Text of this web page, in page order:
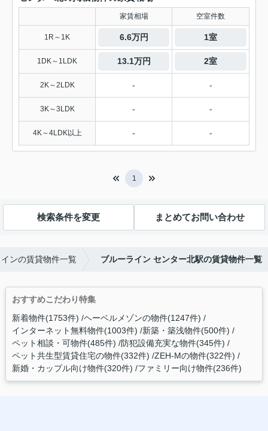
家賃相場 空室件数
1R～1K 6.6万円 1室
1DK～1LDK 13.1万円 2室
2K～2LDK - -
3K～3LDK - -
4K～4LDK以上 - -
1
検索条件を変更 まとめてお問い合わせ
ンの賃貸物件一覧 ブルーライン センター北駅の賃貸物件一覧
おすすめこだわり特集
新着物件(1753件) ヘーベルメゾンの物件(1247件)
インターネット無料物件(1003件) 新築・築浅物件(500件)
ペット相談・可物件(485件) 防犯設備充実な物件(345件)
ペット共生型賃貸住宅の物件(332件) ZEH-Mの物件(322件)
新婚・カップル向け物件(320件) ファミリー向け物件(236件)